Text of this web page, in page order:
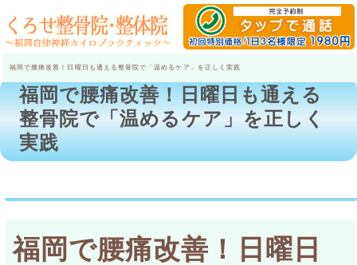
福岡で腰痛改善！日曜日も通える整骨院で「温めるケア」を正しく実践
福岡で腰痛改善！日曜日も通える
整骨院で「温めるケア」を正しく
実践
福岡で腰痛改善！日曜日